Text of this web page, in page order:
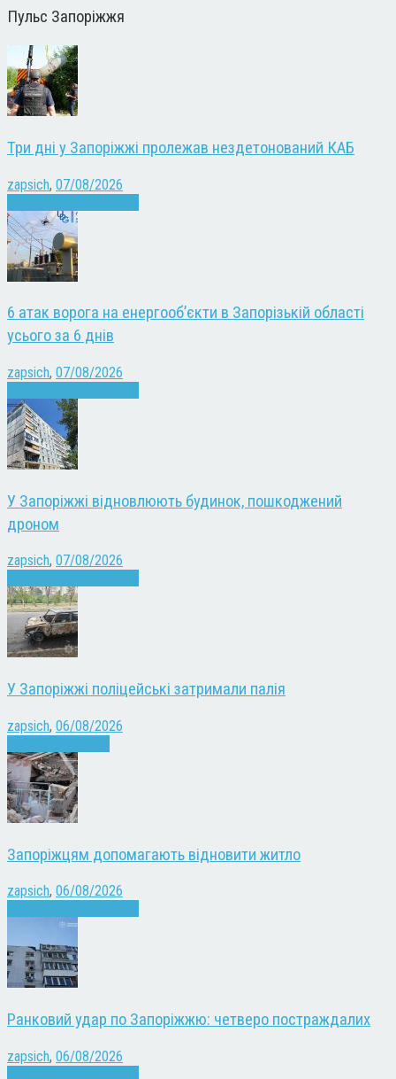
Пульс Запоріжжя
Три дні у Запоріжжі пролежав нездетонований КАБ
zapsich, 07/08/2026
6 атак ворога на енергооб’єкти в Запорізькій області
усього за 6 днів
zapsich, 07/08/2026
У Запоріжжі відновлюють будинок, пошкоджений
дроном
zapsich, 07/08/2026
У Запоріжжі поліцейські затримали палія
zapsich, 06/08/2026
Запоріжцям допомагають відновити житло
zapsich, 06/08/2026
Ранковий удар по Запоріжжю: четверо постраждалих
zapsich, 06/08/2026